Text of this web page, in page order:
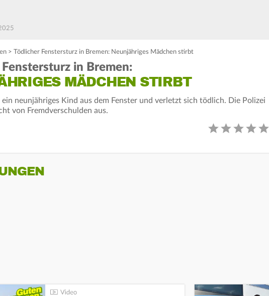
> Tödlicher Fenstersturz in Bremen: Neunjähriges Mädchen stirbt
in Bremen:
MÄDCHEN STIRBT
ein neunjähriges Kind aus dem Fenster und verletzt sich tödlich. Die Polizei
von Fremdverschulden aus.